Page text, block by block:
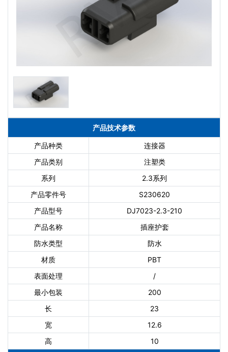
产品技术参数
产品种类
连接器
产品类别
注塑类
系列
2.3系列
产品零件号
S230620
产品型号
DJ7023-2.3-210
产品名称
插座护套
防水类型
防水
材质
PBT
表面处理
/
最小包装
200
长
23
宽
12.6
高
10